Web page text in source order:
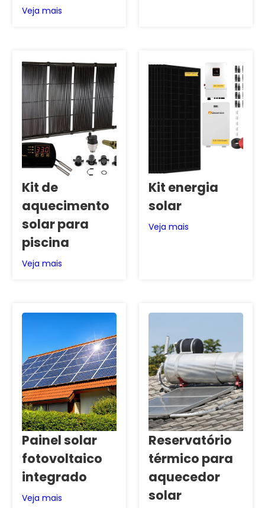
Veja mais
Kit de
aquecimento
solar para
piscina
Veja mais
Kit energia
solar
Veja mais
Painel solar
fotovoltaico
integrado
Veja mais
Reservatório
térmico para
aquecedor
solar